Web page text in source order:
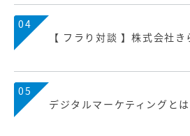
04
【 フラり対談 】株式会社
05
デジタルマーケティングと